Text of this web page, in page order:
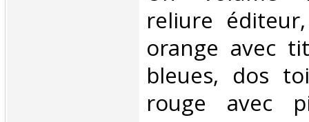
reliure
orange avec
bleues, dos
rouge avec